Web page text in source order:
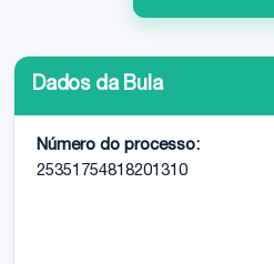
Dados da Bula
Número do processo:
25351754818201310